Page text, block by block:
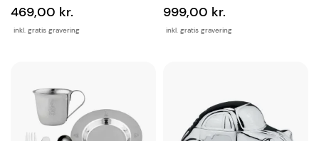
inkl. gratis gravering
469,00 kr.
inkl. gratis gravering
999,00 kr.